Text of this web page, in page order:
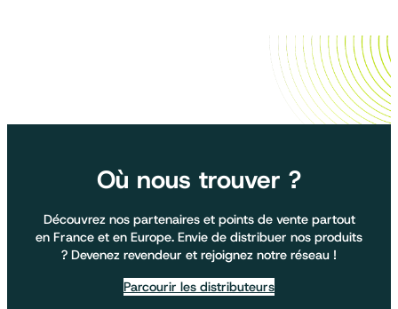
Où nous trouver ?
Découvrez nos partenaires et points de vente partout
en France et en Europe. Envie de distribuer nos produits
? Devenez revendeur et rejoignez notre réseau !
Parcourir les distributeurs